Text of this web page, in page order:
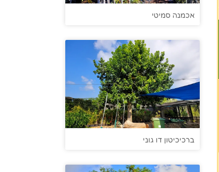
אכמנה סמיטי
ברכיכיטון דו גוני